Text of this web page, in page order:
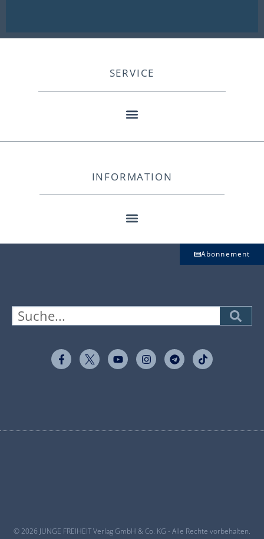
SERVICE
INFORMATION
Abonnement
© 2026 JUNGE FREIHEIT Verlag GmbH & Co. KG - Alle Rechte vorbehalten.